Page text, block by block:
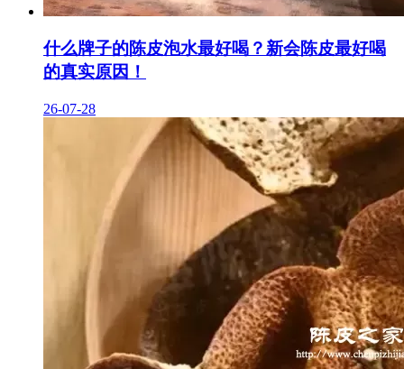
什么牌子的陈皮泡水最好喝？新会陈皮最好喝
的真实原因！
26-07-28